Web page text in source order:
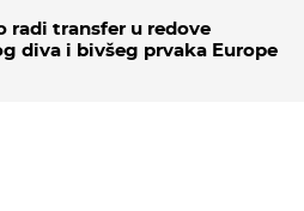
radi transfer u redove
diva i bivšeg prvaka Europe